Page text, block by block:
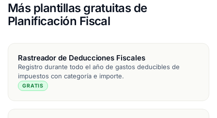
Más plantillas gratuitas de
Planificación Fiscal
Rastreador de Deducciones Fiscales
Registro durante todo el año de gastos deducibles de
impuestos con categoría e importe.
GRATIS